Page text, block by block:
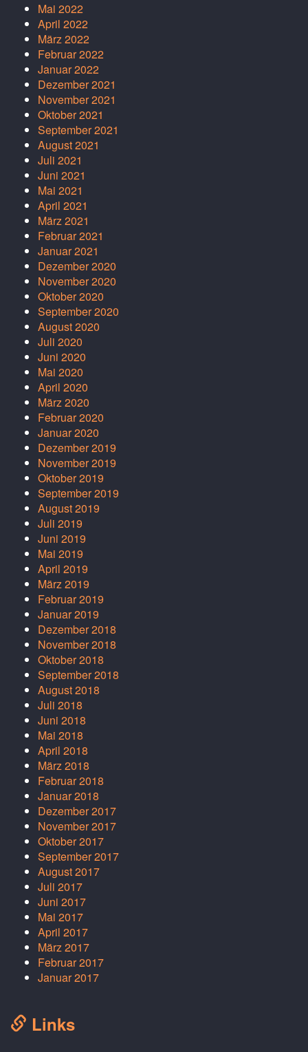
Mai 2022
April 2022
März 2022
Februar 2022
Januar 2022
Dezember 2021
November 2021
Oktober 2021
September 2021
August 2021
Juli 2021
Juni 2021
Mai 2021
April 2021
März 2021
Februar 2021
Januar 2021
Dezember 2020
November 2020
Oktober 2020
September 2020
August 2020
Juli 2020
Juni 2020
Mai 2020
April 2020
März 2020
Februar 2020
Januar 2020
Dezember 2019
November 2019
Oktober 2019
September 2019
August 2019
Juli 2019
Juni 2019
Mai 2019
April 2019
März 2019
Februar 2019
Januar 2019
Dezember 2018
November 2018
Oktober 2018
September 2018
August 2018
Juli 2018
Juni 2018
Mai 2018
April 2018
März 2018
Februar 2018
Januar 2018
Dezember 2017
November 2017
Oktober 2017
September 2017
August 2017
Juli 2017
Juni 2017
Mai 2017
April 2017
März 2017
Februar 2017
Januar 2017
Links